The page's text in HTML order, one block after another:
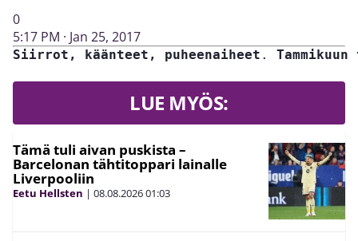
0
5:17 PM · Jan 25, 2017
Siirrot, käänteet, puheenaiheet .
LUE MYÖS:
Tämä tuli aivan puskista –
Barcelonan tähtitoppari lainalle
Liverpooliin
Eetu Hellsten | 08.08.202601:03